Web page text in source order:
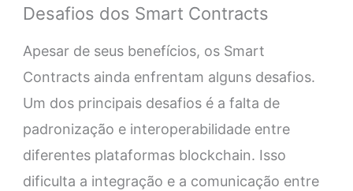
Desafios dos Smart Contracts
Apesar de seus benefícios, os Smart
Contracts ainda enfrentam alguns desafios.
Um dos principais desafios é a falta de
padronização e interoperabilidade entre
diferentes plataformas blockchain. Isso
dificulta a integração e a comunicação entre